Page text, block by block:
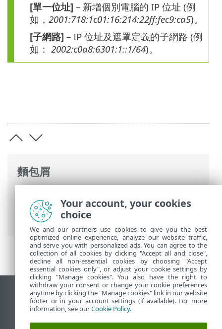
麵包屑
進階設定
>防護 >電子郵件用戶端防護>郵
件傳輸防護> 排除的 IP
[單一位址] – 新增個別電腦的 IP 位址 (例
如， 2001:718:1c01:16:214:22ff:fec9:ca5)。
[子網路] – IP 位址及遮罩定義的子網路 (例
如： 2002:c0a8:6301:1::1/64)。
檢視桌面網站
End of Life
ESET 知識庫
Your account, your cookies
choice
We and our partners use cookies to give you the best
optimized online experience, analyze our website traffic,
and serve you with personalized ads. You can agree to the
collection of all cookies by clicking "Accept all and close",
decline all non-essential cookies by choosing "Accept
essential cookies only", or adjust your cookie settings by
clicking "Manage cookies". You also have the right to
withdraw your consent or change your cookie preferences
anytime by clicking the "Manage cookies" link in our website
footer or in your account settings (if available). For more
information, see ourCookie Policy.